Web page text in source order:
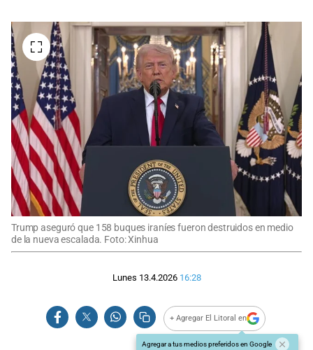
Trump aseguró que 158 buques iraníes fueron destruidos en medio
de la nueva escalada. Foto: Xinhua
Lunes 13.4.2026 16:28
+ Agregar El Litoral en
Agregar a tus medios preferidos en Google